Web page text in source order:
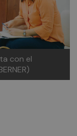
con el